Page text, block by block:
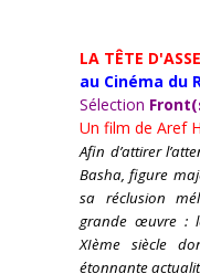
LA TÊTE
au Cinéma du
Sélection
Un film de Aref
Afin d’attirer
Basha, figure
sa réclusion
grande œuvre :
XIème siècle
étonnante